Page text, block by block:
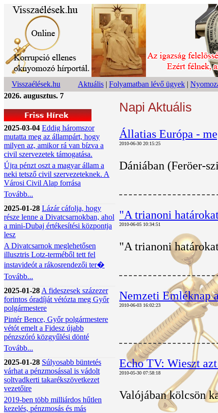
Visszaélések.hu Aktuális | Folyamatban lévő ügyek |
2026. augusztus. 7
2025-03-04 Eddig háromszor
mutatta meg az állampárt, hogy
milyen az, amikor rá van bízva a
civil szervezetek támogatása.
Újra pénzt oszt a magyar állam a
neki tetsző civil szervezeteknek. A
Városi Civil Alap forrása
Tovább...
2025-01-28 Lázár cáfolja, hogy
része lenne a Divatcsarnokban, ahol
a mini-Dubaj értékesítési központja
lesz
A Divatcsarnok meglehetősen
illusztris Lotz-terméből tett fel
instavideót a rákosrendezői ter�
Tovább...
2025-01-28 A fideszesek százezer
forintos óradíját vétózta meg Győr
polgármestere
Pintér Bence, Győr polgármestere
vétót emelt a Fidesz újabb
pénzszóró közgyűlési dönté
Tovább...
2025-01-28 Súlyosabb büntetés
várhat a pénzmosással is vádolt
soltvadkerti takarékszövetkezet
vezetőire
2019-ben több milliárdos hűtlen
kezelés, pénzmosás és más
Napi Aktuális
Állatias Európa -
2010-06-30 20:15:25
Dániában (Feröer-
"A trianoni
2010-06-05 10:34:51
"A trianoni
Nemzeti Emléknap
2010-06-03 16:02:23
Echo TV: Wieszt
2010-05-30 07:58:18
Valójában kölcsön